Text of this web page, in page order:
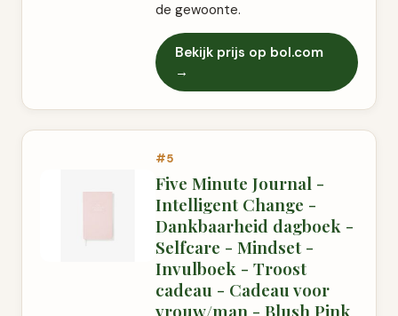
de gewoonte.
Bekijk prijs op bol.com
→
#5
Five Minute Journal -
Intelligent Change -
Dankbaarheid dagboek -
Selfcare - Mindset -
Invulboek - Troost
cadeau - Cadeau voor
vrouw/man - Blush Pink